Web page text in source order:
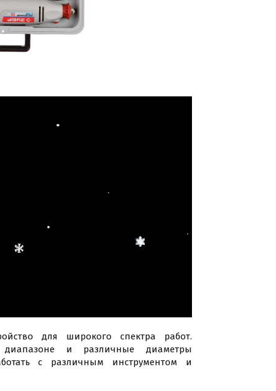
для широкого спектра работ.
и различные диаметры
с различным инструментом и